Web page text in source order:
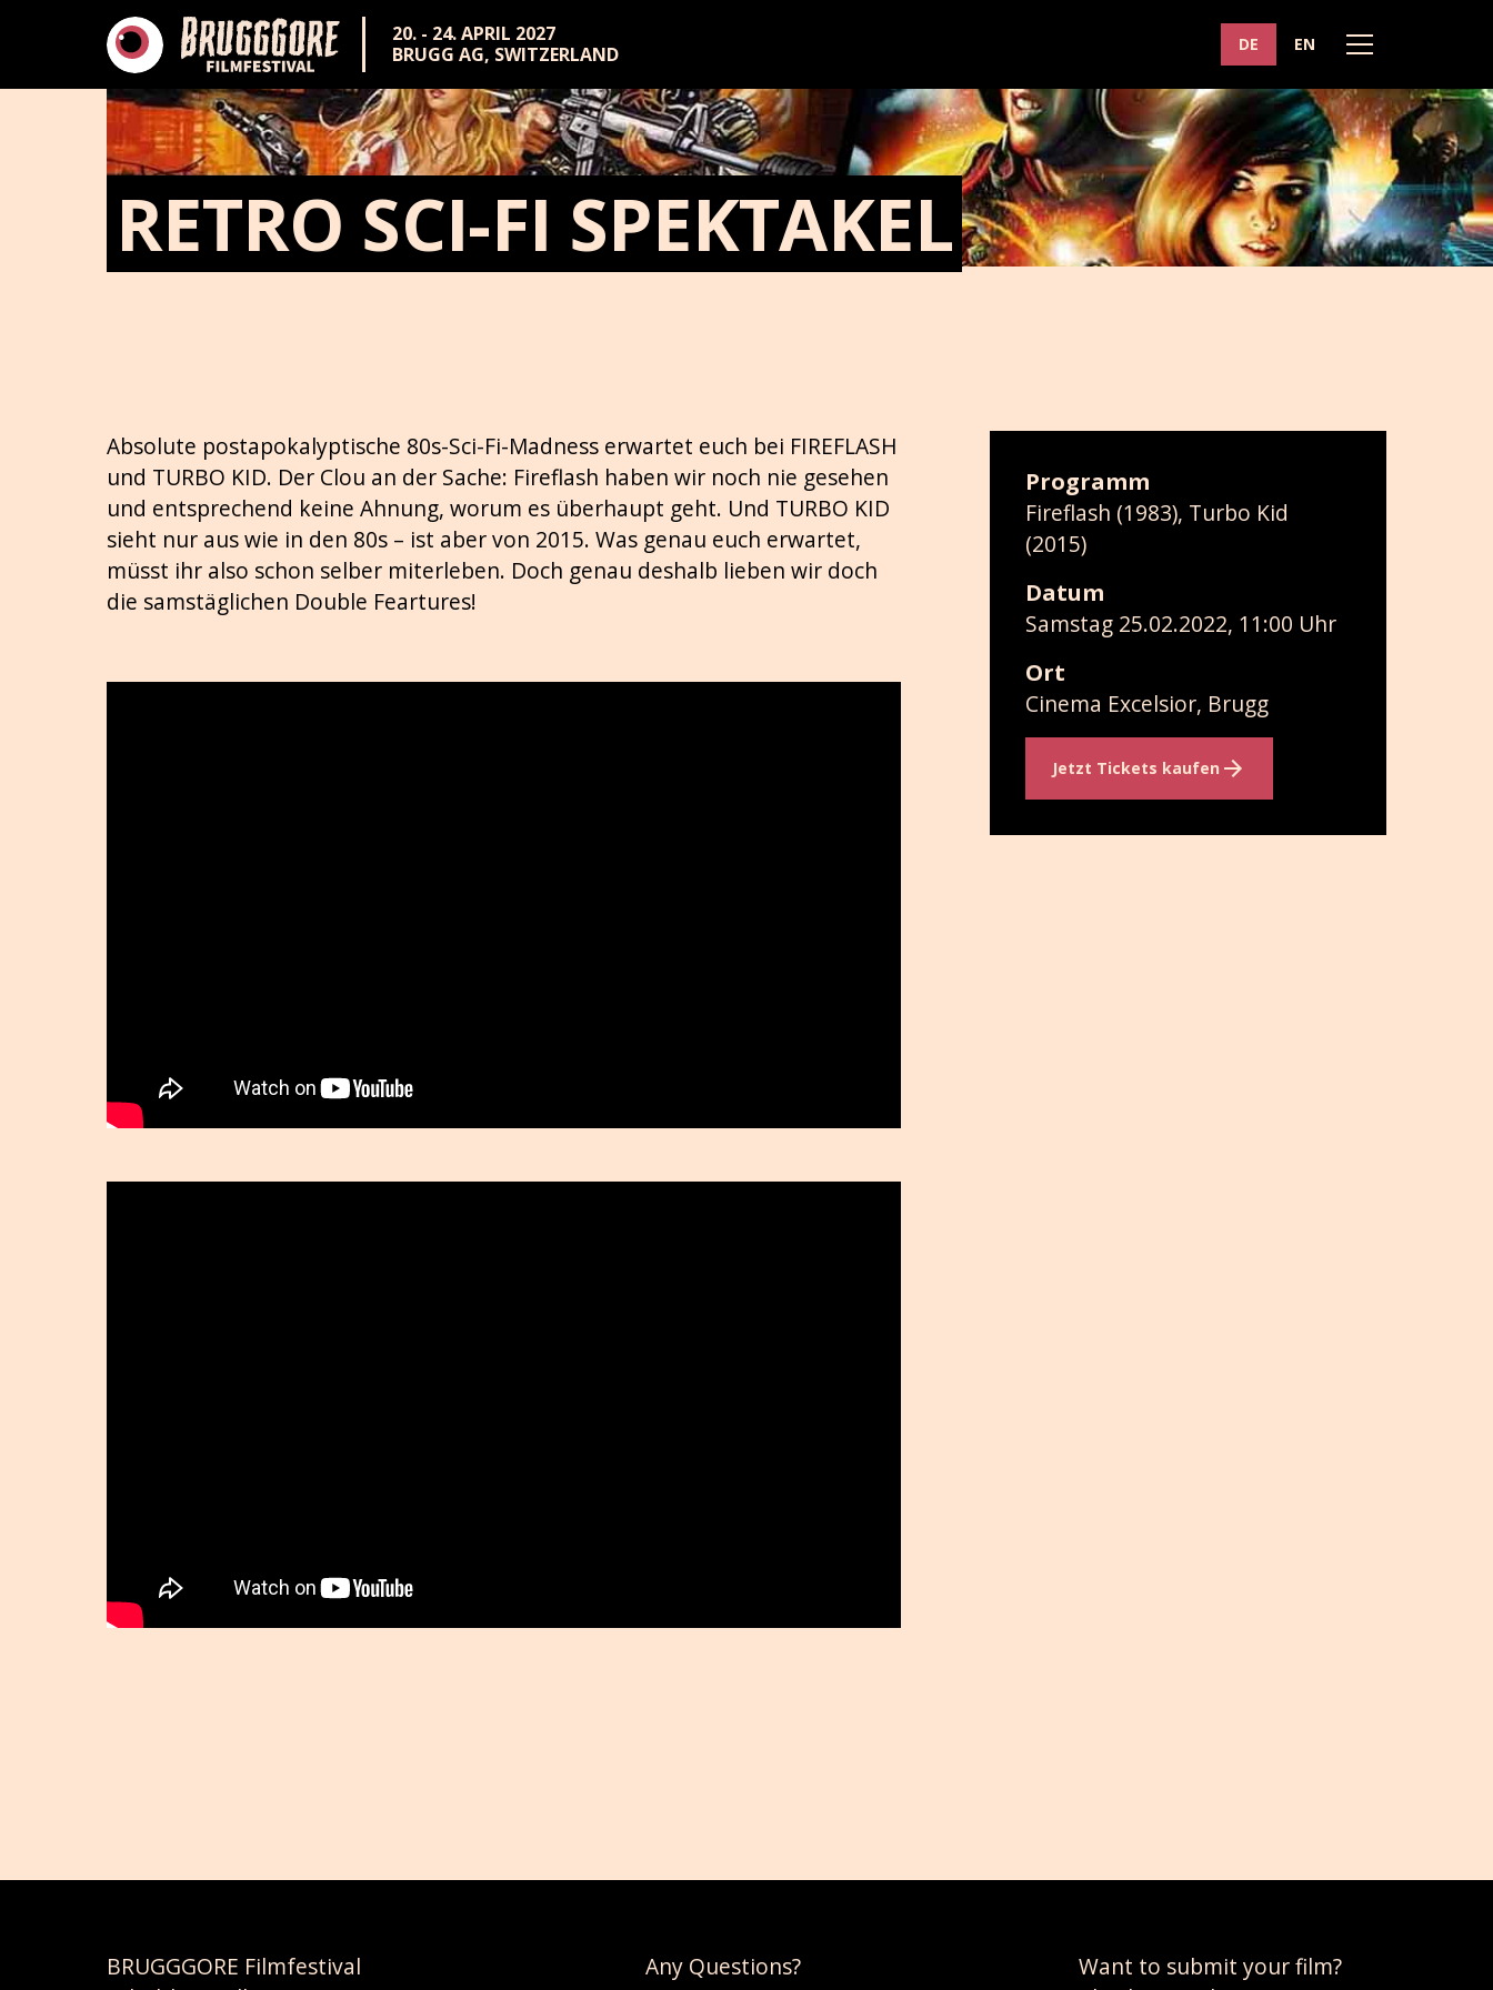
20. - 24. APRIL 2027
BRUGG AG, SWITZERLAND
DE EN
RETRO SCI-FI SPEKTAKEL
Absolute postapokalyptische 80s-Sci-Fi-Madness erwartet euch bei FIREFLASH
und TURBO KID. Der Clou an der Sache: Fireflash haben wir noch nie gesehen
und entsprechend keine Ahnung, worum es überhaupt geht. Und TURBO KID
sieht nur aus wie in den 80s – ist aber von 2015. Was genau euch erwartet,
müsst ihr also schon selber miterleben. Doch genau deshalb lieben wir doch
die samstäglichen Double Feartures!
Programm
Fireflash (1983), Turbo Kid
(2015)
Datum
Samstag 25.02.2022, 11:00 Uhr
Ort
Cinema Excelsior, Brugg
Jetzt Tickets kaufen
BRUGGGORE Filmfestival
Any Questions?
Want to submit your film?